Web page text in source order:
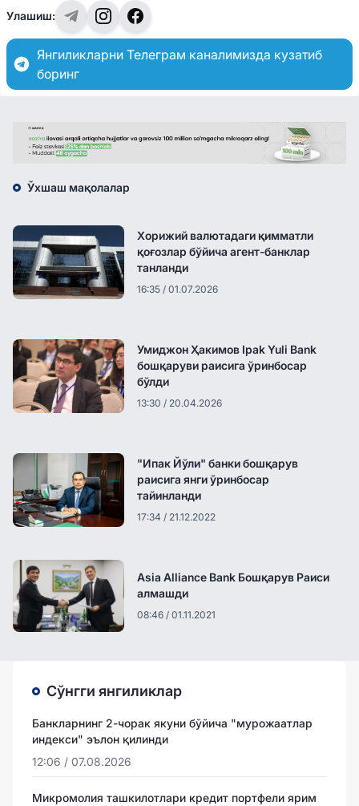
Улашиш:
Янгиликларни Телеграм каналимизда кузатиб
боринг
Ўхшаш мақолалар
Хорижий валютадаги қимматли
қоғозлар бўйича агент-банклар
танланди
16:35 / 01.07.2026
Умиджон Ҳакимов Ipak Yuli Bank
бошқаруви раисига ўринбосар
бўлди
13:30 / 20.04.2026
"Ипак Йўли" банки бошқарув
раисига янги ўринбосар
тайинланди
17:34 / 21.12.2022
Asia Alliance Bаnk Бошқарув Раиси
алмашди
08:46 / 01.11.2021
Сўнгги янгиликлар
Банкларнинг 2-чорак якуни бўйича "мурожаатлар
индекси" эълон қилинди
12:06 / 07.08.2026
Микромолия ташкилотлари кредит портфели ярим